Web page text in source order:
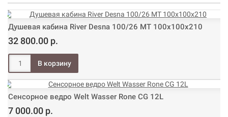
Душевая кабина River Desna 100/26 МТ 100х100х210
32 800.00 р.
Сенсорное ведро Welt Wasser Rone CG 12L
7 000.00 р.